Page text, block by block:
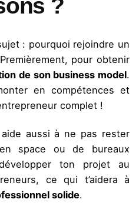
?
: pourquoi rejoindre un
pour obtenir
de son business model.
en compétences et
complet !
aussi à ne pas rester
space ou de bureaux
ton projet au
ce qui t’aidera à
solide.